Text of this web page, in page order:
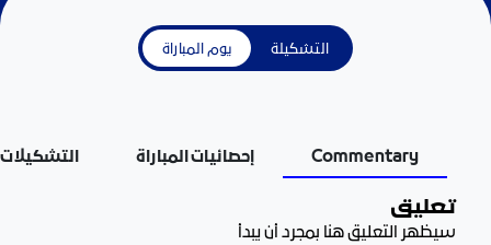
التشكيلة يوم المباراة
Commentary إحصائيات المباراة التشكيلات
تعليق
سيظهر التعليق هنا بمجرد أن يبدأ